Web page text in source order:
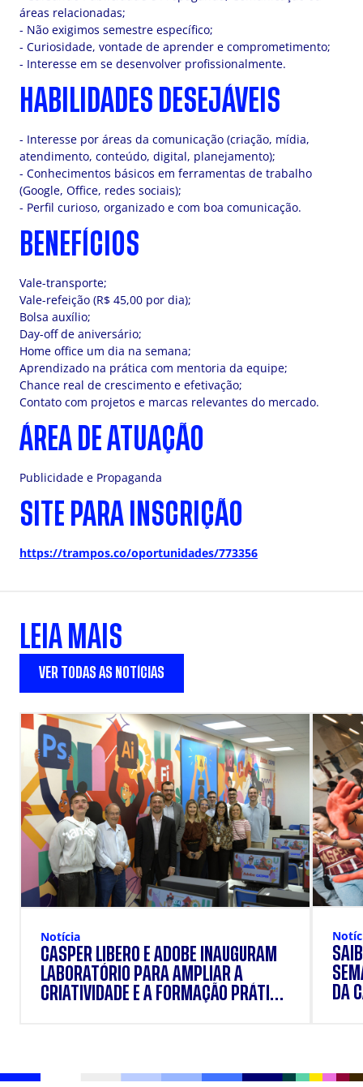
áreas relacionadas;
- Não exigimos semestre específico;
- Curiosidade, vontade de aprender e comprometimento;
- Interesse em se desenvolver profissionalmente.
HABILIDADES DESEJÁVEIS
- Interesse por áreas da comunicação (criação, mídia,
atendimento, conteúdo, digital, planejamento);
- Conhecimentos básicos em ferramentas de trabalho
(Google, Office, redes sociais);
- Perfil curioso, organizado e com boa comunicação.
BENEFÍCIOS
Vale-transporte;
Vale-refeição (R$ 45,00 por dia);
Bolsa auxílio;
Day-off de aniversário;
Home office um dia na semana;
Aprendizado na prática com mentoria da equipe;
Chance real de crescimento e efetivação;
Contato com projetos e marcas relevantes do mercado.
ÁREA DE ATUAÇÃO
Publicidade e Propaganda
SITE PARA INSCRIÇÃO
https://trampos.co/oportunidades/773356
LEIA MAIS
VER TODAS AS NOTÍCIAS
Notícia
CÁSPER LÍBERO E ADOBE INAUGURAM
LABORATÓRIO PARA AMPLIAR A
CRIATIVIDADE E A FORMAÇÃO PRÁTICA
DA